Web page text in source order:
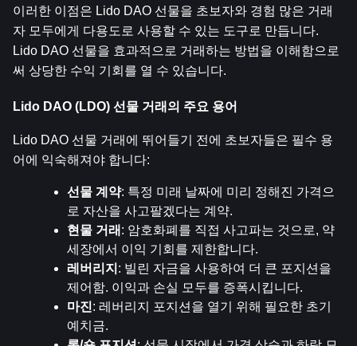
이러한 이점은 Lido DAO 선물을 초보자와 경험 많은 거래
자 모두에게 다용도로 사용할 수 있는 도구로 만듭니다.
Lido DAO 선물을 효과적으로 거래하는 방법을 이해함으로
써 상당한 수익 기회를 열 수 있습니다.
Lido DAO (LDO) 선물 거래의 주요 용어
Lido DAO 선물 거래에 뛰어들기 전에 초보자들은 필수 용
어에 익숙해져야 합니다:
선물 계약: 특정 미래 날짜에 미리 정해진 가격으
로 자산을 사고팔겠다는 계약.
현물 거래 : 암호화폐를 직접 사고파는 것으로, 약
세장에서 이익 기회를 제한합니다.
레버리지 : 빌린 자금을 사용하여 더 큰 포지션을
제어함. 이익과 손실 모두를 증폭시킵니다.
마진: 레버리지 포지션을 열기 위해 필요한 초기
예치금.